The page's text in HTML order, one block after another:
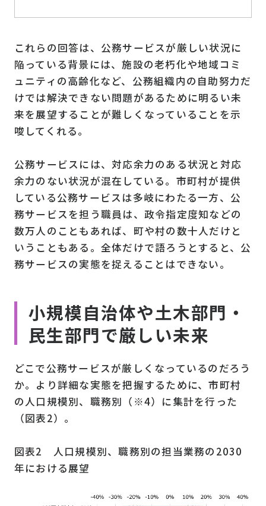
これらの回答は、公務サービスが厳しい状況に
陥っている背景には、施設の老朽化や地域コミ
ュニティの高齢化など、公務組織内の自助努力だ
けでは解決できない問題があるために明るい未
来を展望することが難しくなっていることを示
唆してくれる。
公務サービスには、対応余力のある状況と対応
余力のない状況が混在している。市町村が提供
している公務サービスは多岐にわたる一方、公
務サービスを担う職員は、政令指定度知などの
数万人のこともあれば、町や村の数十人だけと
いうこともある。全体だけで語ろうとすると、公
務サービスの実態を捉えることはできない。
小規模自治体や土木部門・
民生部門で厳しい未来
どこで公務サービスが厳しくなっているのだろう
か。より詳細な実態を把握するために、市町村
の人口規模別、職務別（※4）に集計を行った
（図表2）。
図表2 人口規模別、職務別の担当業務の2030
年における展望